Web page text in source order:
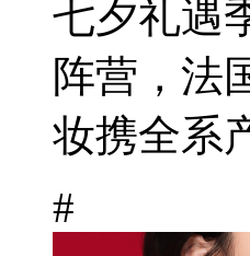
七夕礼遇
阵营，法
妆携全系
#